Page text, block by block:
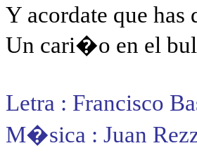
Y acordate que has
Un cari�o en el
Letra : Francisco
M�sica : Juan